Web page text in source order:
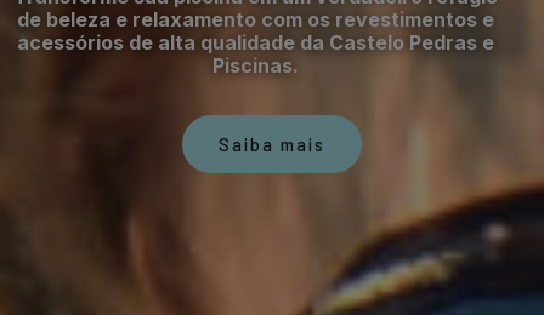
de beleza e relaxamento com os revestimentos e
acessórios de alta qualidade da Castelo Pedras e
Piscinas.
Saiba mais